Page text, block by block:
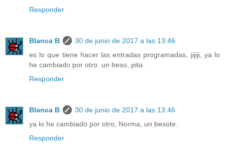
Responder
Blanca B
30 de junio de 2017 a las 13:46
es lo que tiene hacer las entradas programadas, jijiji, ya lo
he cambiado por otro. un beso, pita.
Responder
Blanca B
30 de junio de 2017 a las 13:46
ya lo he cambiado por otro, Norma, un besote.
Responder